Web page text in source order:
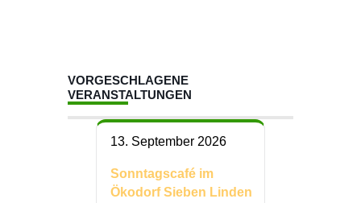
VORGESCHLAGENE
VERANSTALTUNGEN
13. September 2026
Sonntagscafé im
Ökodorf Sieben Linden